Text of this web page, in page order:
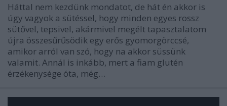
Háttal nem kezdünk mondatot, de hát én akkor is
úgy vagyok a sütéssel, hogy minden egyes rossz
sütővel, tepsivel, akármivel megélt tapasztalatom
újra összesűrűsödik egy erős gyomorgörccsé,
amikor arról van szó, hogy na akkor süssünk
valamit. Annál is inkább, mert a fiam glutén
érzékenysége óta, még…